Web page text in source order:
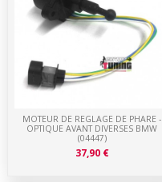
MOTEUR DE REGLAGE DE PHARE -
OPTIQUE AVANT DIVERSES BMW
(04447)
37,90 €